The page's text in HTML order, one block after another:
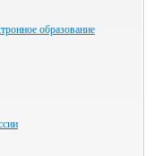
образование